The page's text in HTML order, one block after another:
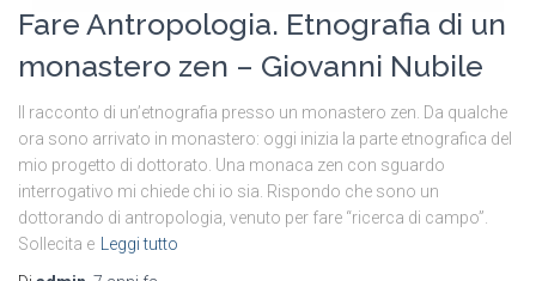
Fare Antropologia. Etnografia di un
monastero zen – Giovanni Nubile
Il racconto di un’etnografia presso un monastero zen. Da qualche
ora sono arrivato in monastero: oggi inizia la parte etnografica del
mio progetto di dottorato. Una monaca zen con sguardo
interrogativo mi chiede chi io sia. Rispondo che sono un
dottorando di antropologia, venuto per fare “ricerca di campo”.
Sollecita e
Leggi tutto